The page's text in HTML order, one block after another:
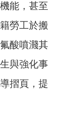
能，甚至
勞工於搬
酸噴濺其
與強化事
摺頁，提